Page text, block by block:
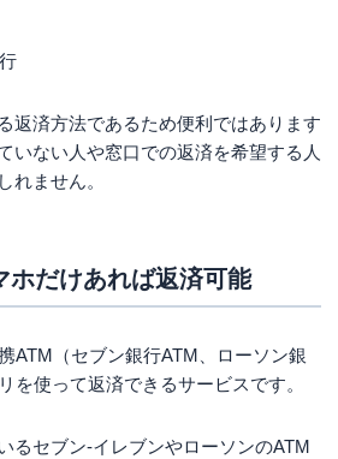
返済方法であるため便利ではあります
いない人や窓口での返済を希望する人
れません。
ホだけあれば返済可能
ATM（セブン銀行ATM、ローソン銀
を使って返済できるサービスです。
るセブン‐イレブンやローソンのATM